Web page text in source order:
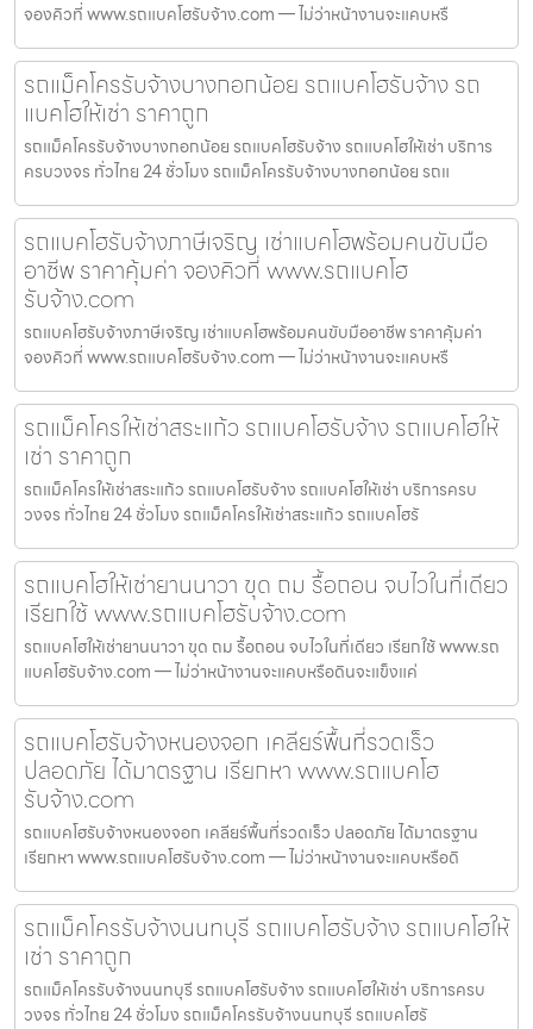
จองคิวที่ www.รถแบคโฮรับจ้าง.com — ไม่ว่าหน้างานจะแคบหรื
รถแม็คโครรับจ้างบางกอกน้อย รถแบคโฮรับจ้าง รถ
แบคโฮให้เช่า ราคาถูก
รถแม็คโครรับจ้างบางกอกน้อย รถแบคโฮรับจ้าง รถแบคโฮให้เช่า บริการ
ครบวงจร ทั่วไทย 24 ชั่วโมง รถแม็คโครรับจ้างบางกอกน้อย รถแ
รถแบคโฮรับจ้างภาษีเจริญ เช่าแบคโฮพร้อมคนขับมือ
อาชีพ ราคาคุ้มค่า จองคิวที่ www.รถแบคโฮ
รับจ้าง.com
รถแบคโฮรับจ้างภาษีเจริญ เช่าแบคโฮพร้อมคนขับมืออาชีพ ราคาคุ้มค่า
จองคิวที่ www.รถแบคโฮรับจ้าง.com — ไม่ว่าหน้างานจะแคบหรื
รถแม็คโครให้เช่าสระแก้ว รถแบคโฮรับจ้าง รถแบคโฮให้
เช่า ราคาถูก
รถแม็คโครให้เช่าสระแก้ว รถแบคโฮรับจ้าง รถแบคโฮให้เช่า บริการครบ
วงจร ทั่วไทย 24 ชั่วโมง รถแม็คโครให้เช่าสระแก้ว รถแบคโฮรั
รถแบคโฮให้เช่ายานนาวา ขุด ถม รื้อถอน จบไวในที่เดียว
เรียกใช้ www.รถแบคโฮรับจ้าง.com
รถแบคโฮให้เช่ายานนาวา ขุด ถม รื้อถอน จบไวในที่เดียว เรียกใช้ www.รถ
แบคโฮรับจ้าง.com — ไม่ว่าหน้างานจะแคบหรือดินจะแข็งแค่
รถแบคโฮรับจ้างหนองจอก เคลียร์พื้นที่รวดเร็ว
ปลอดภัย ได้มาตรฐาน เรียกหา www.รถแบคโฮ
รับจ้าง.com
รถแบคโฮรับจ้างหนองจอก เคลียร์พื้นที่รวดเร็ว ปลอดภัย ได้มาตรฐาน
เรียกหา www.รถแบคโฮรับจ้าง.com — ไม่ว่าหน้างานจะแคบหรือดิ
รถแม็คโครรับจ้างนนทบุรี รถแบคโฮรับจ้าง รถแบคโฮให้
เช่า ราคาถูก
รถแม็คโครรับจ้างนนทบุรี รถแบคโฮรับจ้าง รถแบคโฮให้เช่า บริการครบ
วงจร ทั่วไทย 24 ชั่วโมง รถแม็คโครรับจ้างนนทบุรี รถแบคโฮรั